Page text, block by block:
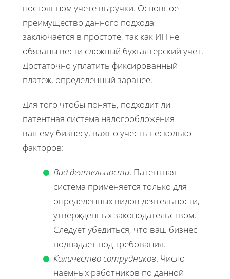
постоянном учете выручки. Основное
преимущество данного подхода
заключается в простоте, так как ИП не
обязаны вести сложный бухгалтерский учет.
Достаточно уплатить фиксированный
платеж, определенный заранее.
Для того чтобы понять, подходит ли
патентная система налогообложения
вашему бизнесу, важно учесть несколько
факторов:
Вид деятельности. Патентная
система применяется только для
определенных видов деятельности,
утвержденных законодательством.
Следует убедиться, что ваш бизнес
подпадает под требования.
Количество сотрудников. Число
наемных работников по данной